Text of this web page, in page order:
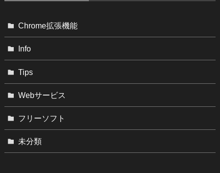
Chrome拡張機能
Info
Tips
Webサービス
フリーソフト
未分類